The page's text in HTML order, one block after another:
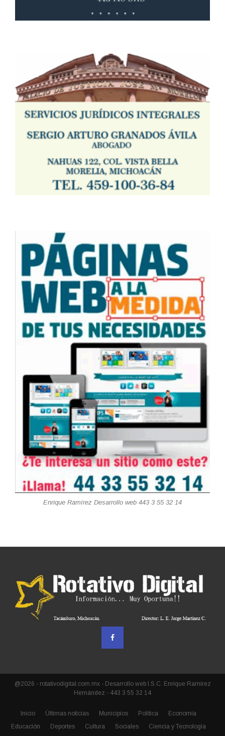
Enrique Ramírez Desarrollo web 443 3 55 32 14
@2026 - rotativodigital.com.mx - Desarrollo web I.S.C. Enrique Ramírez
Hernández - 443 3 55 32 14
Inicio Últimas noticias Municipios Política
Economía
Educación
Deportes Cultura Sociales
Ciencia y Tecnología